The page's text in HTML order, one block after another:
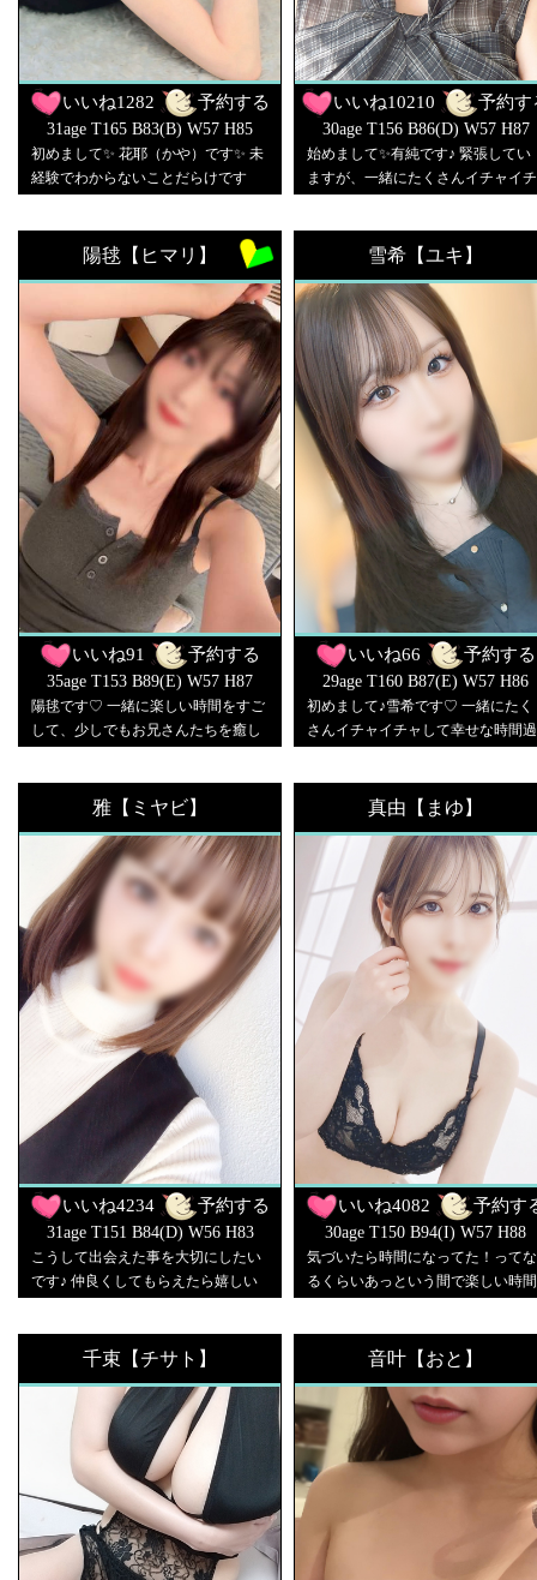
し、たくさん甘えてもらえるのも大
歓迎です♡ お会いできるのを楽しみ
にしていますね。
いいね1282 予約する
31age T165 B83(B) W57 H85
初めまして✨ 花耶（かや）です✨ 未
経験でわからないことだらけです
いいね10210 予約す
30age T156 B86(D) W57 H87
始めまして✨有純です♪ 緊張してい
ますが、一緒にたくさんイチャイチ
陽毬【ヒマリ】
いいね91 予約する
35age T153 B89(E) W57 H87
陽毬です♡ 一緒に楽しい時間をすご
して、少しでもお兄さんたちを癒し
雪希【ユキ】
いいね66 予約する
29age T160 B87(E) W57 H86
初めまして♪雪希です♡ 一緒にたく
さんイチャイチャして幸せな時間過
雅【ミヤビ】
いいね4234 予約する
31age T151 B84(D) W56 H83
こうして出会えた事を大切にしたい
です♪ 仲良くしてもらえたら嬉しい
真由【まゆ】
いいね4082 予約す
30age T150 B94(I) W57 H88
気づいたら時間になってた！ってな
るくらいあっという間で楽しい時間
千束【チサト】 音叶【おと】